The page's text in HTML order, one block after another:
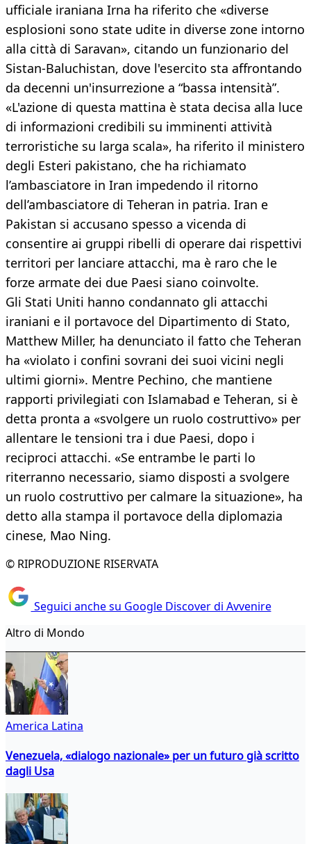
ufficiale iraniana Irna ha riferito che «diverse
esplosioni sono state udite in diverse zone intorno
alla città di Saravan», citando un funzionario del
Sistan-Baluchistan, dove l'esercito sta affrontando
da decenni un'insurrezione a “bassa intensità”.
«L'azione di questa mattina è stata decisa alla luce
di informazioni credibili su imminenti attività
terroristiche su larga scala», ha riferito il ministero
degli Esteri pakistano, che ha richiamato
l’ambasciatore in Iran impedendo il ritorno
dell’ambasciatore di Teheran in patria. Iran e
Pakistan si accusano spesso a vicenda di
consentire ai gruppi ribelli di operare dai rispettivi
territori per lanciare attacchi, ma è raro che le
forze armate dei due Paesi siano coinvolte.
Gli Stati Uniti hanno condannato gli attacchi
iraniani e il portavoce del Dipartimento di Stato,
Matthew Miller, ha denunciato il fatto che Teheran
ha «violato i confini sovrani dei suoi vicini negli
ultimi giorni». Mentre Pechino, che mantiene
rapporti privilegiati con Islamabad e Teheran, si è
detta pronta a «svolgere un ruolo costruttivo» per
allentare le tensioni tra i due Paesi, dopo i
reciproci attacchi. «Se entrambe le parti lo
riterranno necessario, siamo disposti a svolgere
un ruolo costruttivo per calmare la situazione», ha
detto alla stampa il portavoce della diplomazia
cinese, Mao Ning.
© RIPRODUZIONE RISERVATA
Seguici anche su Google Discover di Avvenire
Altro di Mondo
America Latina
Venezuela, «dialogo nazionale» per un futuro già scritto
dagli Usa